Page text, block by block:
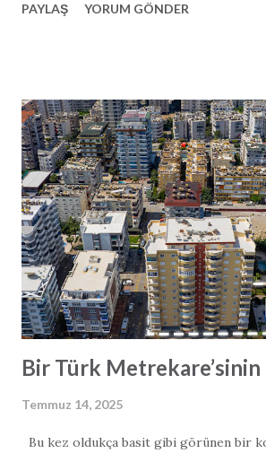
ölçüde azaltılmış yol süresi ve turizme
durumda. Vaat: Daha Hızlı Ulaşım ve
Türk hükümeti Alanya–Serik otoyolunu
olarak tanımlıyor. Yetkililere göre
sayesinde mevcut 2,5 saatlik seyahat
dakikaya indirecek. Proje; 84 km ana yol,
8 tünel ve 19 viyadükten oluşuyor ve
uygun şekilde planlanmış. Zaman
otoyol, bölgesel kalkınmayı
görülüyor. Daha iyi bağla...
PAYLAŞ YORUM GÖNDER
Bir Türk
Temmuz 14, 2025
Bu kez oldukça basit gibi görünen bir